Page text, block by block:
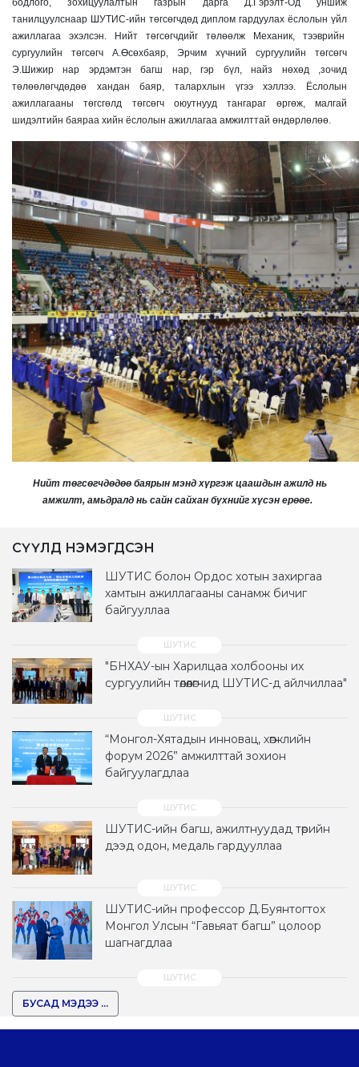
бодлого, зохицуулалтын газрын дарга Д.Гэрэлт-Од уншиж
танилцуулснаар ШУТИС-ийн төгсөгчдөд диплом гардуулах ёслолын үйл
ажиллагаа эхэлсэн. Нийт төгсөгчдийг төлөөлж Механик, тээврийн
сургуулийн төгсөгч А.Өсөхбаяр, Эрчим хүчний сургуулийн төгсөгч
Э.Шижир нар эрдэмтэн багш нар, гэр бүл, найз нөхөд ,зочид
төлөөлөгчдөдөө хандан баяр, талархлын үгээ хэллээ. Ёслолын
ажиллагааны төгсгөлд төгсөгч оюутнууд тангараг өргөж, малгай
шидэлтийн баяраа хийн ёслолын ажиллагаа амжилттай өндөрлөлөө.
Нийт төгсөгчдөдөө баярын мэнд хүргэж цаашдын ажилд нь
амжилт,амьдралд нь сайн сайхан бүхнийг хүсэн ерөөе.
СҮҮЛД НЭМЭГДСЭН
ШУТИС болон Ордос хотын захиргаа
хамтын ажиллагааны санамж бичиг
байгууллаа
"БНХАУ-ын Харилцаа холбооны их
сургуулийн төлөөлөгчид ШУТИС-д айлчиллаа"
“Монгол-Хятадын инновац, хөгжлийн
форум 2026” амжилттай зохион
байгуулагдлаа
ШУТИС-ийн багш, ажилтнуудад төрийн
дээд одон, медаль гардууллаа
ШУТИС-ийн профессор Д.Буянтогтох
Монгол Улсын “Гавьяат багш” цолоор
шагнагдлаа
БУСАД МЭДЭЭ ...